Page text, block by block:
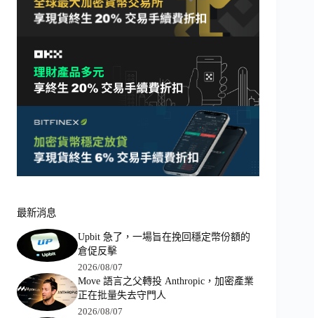
最新消息
Upbit 急了，一場旨在挽回穩定幣份額的
倉促反擊
2026/08/07
Move 語言之父轉投 Anthropic，加密產業
正在批量失去守門人
2026/08/07